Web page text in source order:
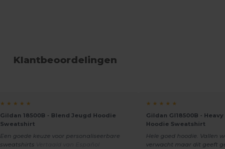
Klantbeoordelingen
★ ★ ★ ★ ★
Gildan 18500B - Blend Jeugd Hoodie
Sweatshirt
Een goede keuze voor personaliseerbare
sweatshirts
★ ★ ★ ★ ★
Gildan GI18500B -
Hoodie Sweatshirt
Hele goed hoodie. Vallen
verwacht maar dit geeft